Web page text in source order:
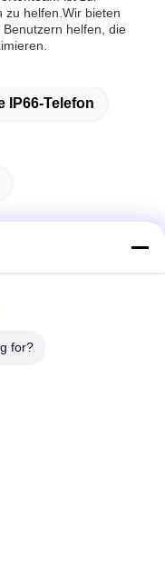
zu helfen.Wir bieten
helfen, die
IP66-Telefon
for?